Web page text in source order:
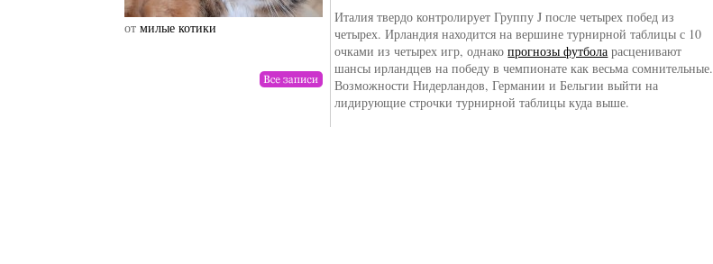
отмилые котики от drunktwi от Наталья Верхова
Италия твердо контролирует Группу J после четырех побед из
четырех. Ирландия находится на вершине турнирной таблицы с 10
очками из четырех игр, однакопрогнозы футбола расценивают
шансы ирландцев на победу в чемпионате как весьма сомнительные.
Возможности Нидерландов, Германии и Бельгии выйти на
лидирующие строчки турнирной таблицы куда выше.